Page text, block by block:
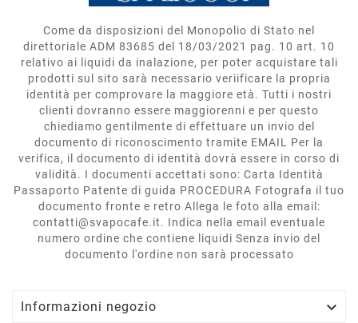
Come da disposizioni del Monopolio di Stato nel
direttoriale ADM 83685 del 18/03/2021 pag. 10 art. 10
relativo ai liquidi da inalazione, per poter acquistare tali
prodotti sul sito sarà necessario veriificare la propria
identità per comprovare la maggiore età. Tutti i nostri
clienti dovranno essere maggiorenni e per questo
chiediamo gentilmente di effettuare un invio del
documento di riconoscimento tramite EMAIL Per la
verifica, il documento di identità dovrà essere in corso di
validità. I documenti accettati sono: Carta Identità
Passaporto Patente di guida PROCEDURA Fotografa il tuo
documento fronte e retro Allega le foto alla email:
contatti@svapocafe.it. Indica nella email eventuale
numero ordine che contiene liquidi Senza invio del
documento l'ordine non sarà processato
Informazioni negozio 